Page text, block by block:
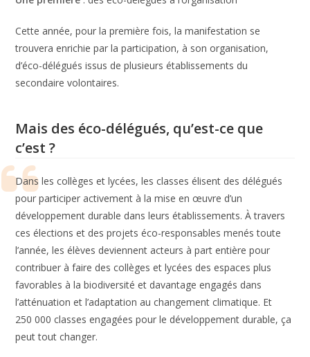
Cette année, pour la première fois, la manifestation se
trouvera enrichie par la participation, à son organisation,
d’éco-délégués issus de plusieurs établissements du
secondaire volontaires.
Mais des éco-délégués, qu’est-ce que
c’est ?
Dans les collèges et lycées, les classes élisent des délégués
pour participer activement à la mise en œuvre d’un
développement durable dans leurs établissements. À travers
ces élections et des projets éco-responsables menés toute
l’année, les élèves deviennent acteurs à part entière pour
contribuer à faire des collèges et lycées des espaces plus
favorables à la biodiversité et davantage engagés dans
l’atténuation et l’adaptation au changement climatique. Et
250 000 classes engagées pour le développement durable, ça
peut tout changer.